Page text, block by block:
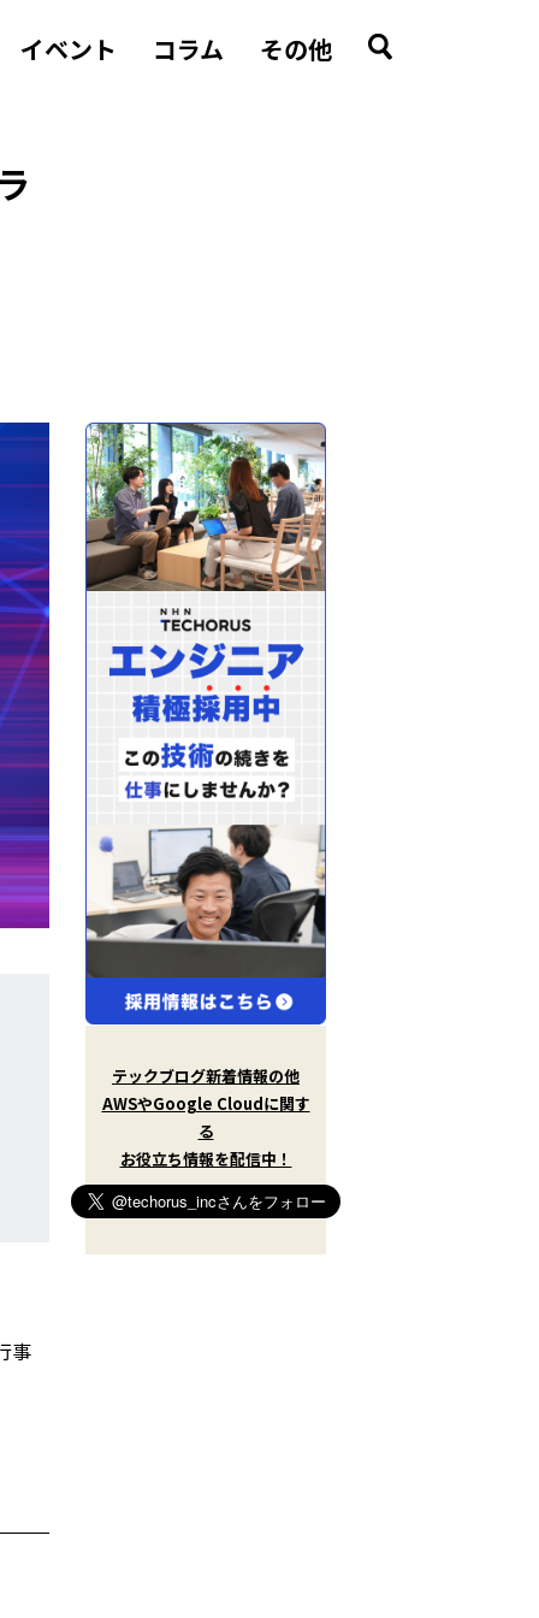
イベント コラム その他
事
X
T
w
i
t
t
e
r
)
を
テックブログ新着情報の他
AWSやGoogle Cloudに関す
る
お役立ち情報を配信中！